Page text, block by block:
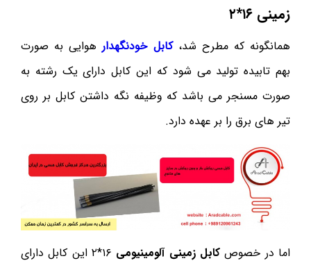
زمینی ۱۶*۲
همانگونه که مطرح شد،کابل خودنگهدار هوایی به صورت
بهم تابیده تولید می شود که این کابل دارای یک رشته به
صورت مسنجر می باشد که وظیفه نگه داشتن کابل بر روی
تیر های برق را بر عهده دارد.
اما در خصوص کابل زمینی آلومینیومی
۱۶*۲ این کابل دارای